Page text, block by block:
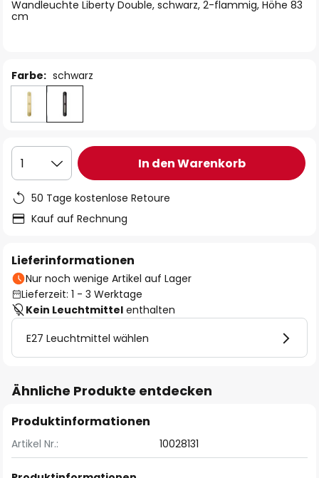
Wandleuchte Liberty Double, schwarz, 2-flammig, Höhe 83
cm
Farbe: schwarz
1 In den Warenkorb
50 Tage kostenlose Retoure
Kauf auf Rechnung
Lieferinformationen
Nur noch wenige Artikel auf Lager
Lieferzeit: 1 - 3 Werktage
Kein Leuchtmittel enthalten
E27 Leuchtmittel wählen
Ähnliche Produkte entdecken
Produktinformationen
Artikel Nr.: 10028131